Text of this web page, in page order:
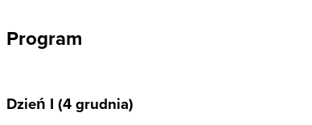
Program
Dzień I (4 grudnia)